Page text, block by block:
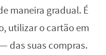
maneira gradual. É
utilizar o cartão em
das suas compras.